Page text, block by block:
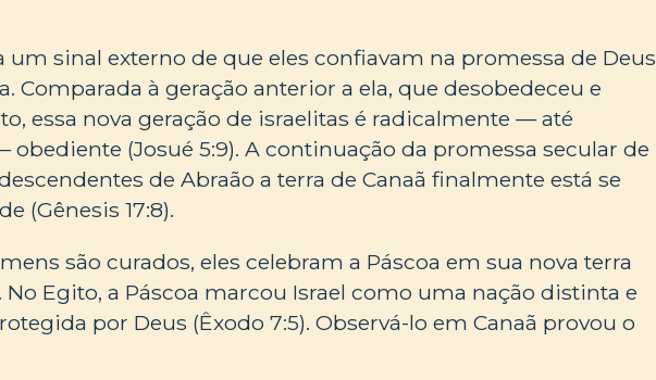
um sinal externo de que eles confiavam na promessa de Deus
Comparada à geração anterior a ela, que desobedeceu e
essa nova geração de israelitas é radicalmente — até
(Josué 5:9). A continuação da promessa secular de
de Abraão a terra de Canaã finalmente está se
(Gênesis 17:8).
são curados, eles celebram a Páscoa em sua nova terra
No Egito, a Páscoa marcou Israel como uma nação distinta e
por Deus (Êxodo 7:5). Observá-lo em Canaã provou o